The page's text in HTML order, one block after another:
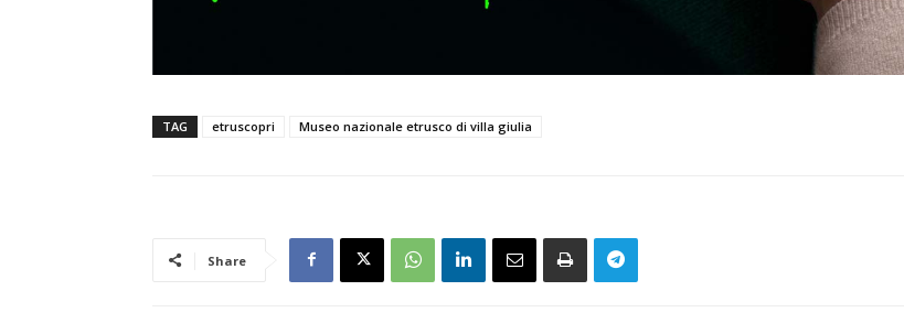
TAG etruscopri Museo nazionale etrusco di villa giulia
Share